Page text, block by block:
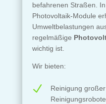
befahrenen Straßen.
Photovoltaik-Module
Umweltbelastungen
regelmäßige
wichtig ist.
Wir bieten:
N
Reinigung